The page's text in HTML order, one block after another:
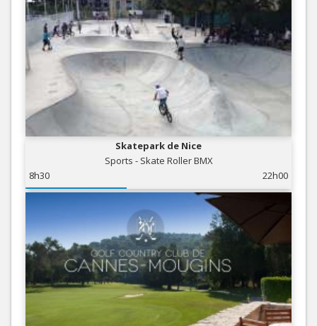
Skatepark de Nice
Sports - Skate Roller BMX
8h30
22h00